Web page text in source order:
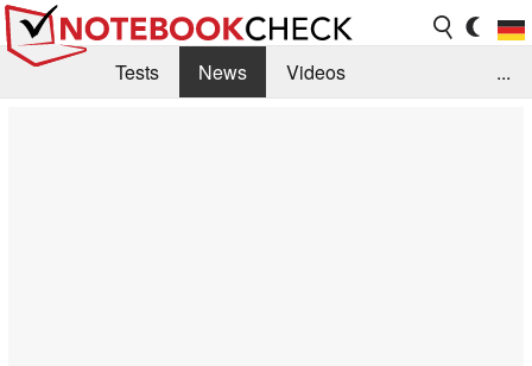
Tests News
Videos
...